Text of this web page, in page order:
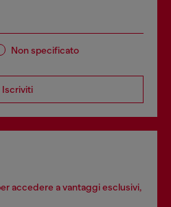
Non specificato
Iscriviti
accedere a vantaggi esclusivi,